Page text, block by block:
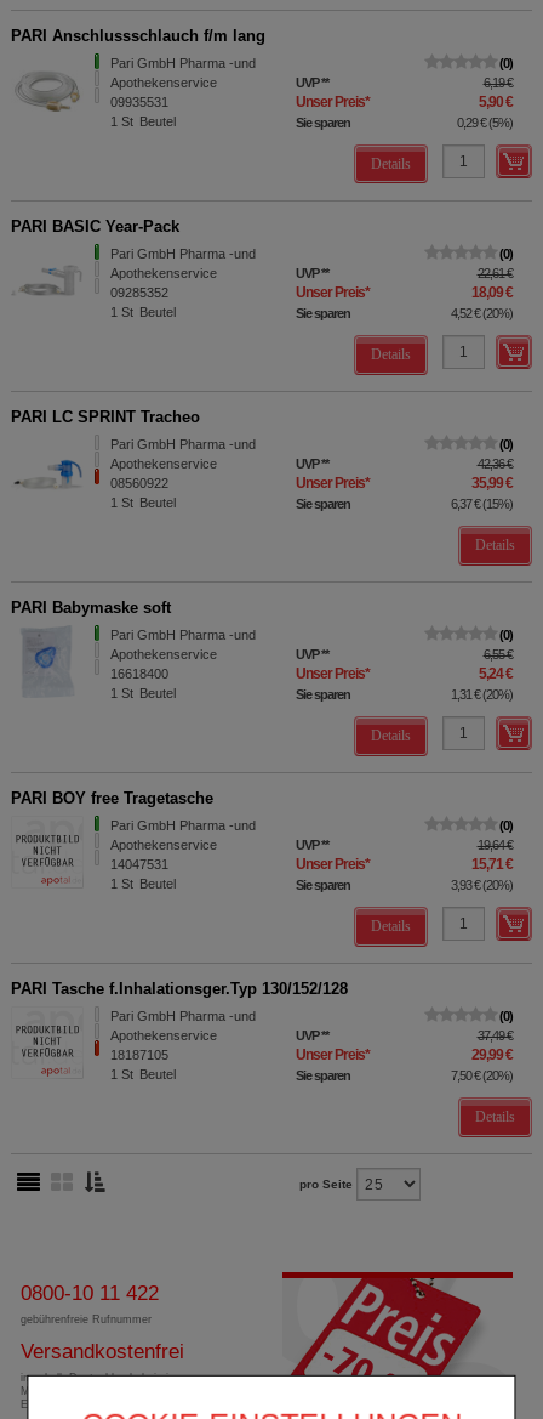
PARI Anschlussschlauch f/m lang
Pari GmbH Pharma -und
Apothekenservice
09935531
1 St Beutel
0
UVP** 6,19 €
Unser Preis* 5,90 €
Sie sparen 0,29 €(5%)
Details
PARI BASIC Year-Pack
Pari GmbH Pharma -und
Apothekenservice
09285352
1 St Beutel
0
UVP** 22,61 €
Unser Preis* 18,09 €
Sie sparen 4,52 €(20%)
Details
PARI LC SPRINT Tracheo
Pari GmbH Pharma -und
Apothekenservice
08560922
1 St Beutel
0
UVP** 42,36 €
Unser Preis* 35,99 €
Sie sparen 6,37 €(15%)
Details
PARI Babymaske soft
Pari GmbH Pharma -und
Apothekenservice
16618400
1 St Beutel
0
UVP** 6,55 €
Unser Preis* 5,24 €
Sie sparen 1,31 €(20%)
Details
PARI BOY free Tragetasche
Pari GmbH Pharma -und
Apothekenservice
14047531
1 St Beutel
0
UVP** 19,64 €
Unser Preis* 15,71 €
Sie sparen 3,93 €(20%)
Details
PARI Tasche f.Inhalationsger.Typ 130/152/128
Pari GmbH Pharma -und
Apothekenservice
18187105
1 St Beutel
0
UVP** 37,49 €
Unser Preis* 29,99 €
Sie sparen 7,50 €(20%)
Details
pro Seite
0800-10 11 422
gebührenfreie Rufnummer
Versandkostenfrei
innerhalb Deutschlands bei einem
Mindestbestellwert von 13,99 Euro oder bei
Einsendung eines Kassenrezeptes